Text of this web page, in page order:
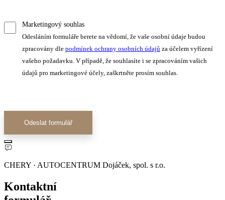
Marketingový souhlas
Odesláním formuláře berete na vědomí, že vaše osobní údaje budou
zpracovány dle podmínek ochrany osobních údajů za účelem vyřízení
vašeho požadavku. V případě, že souhlasíte i se zpracováním vašich
údajů pro marketingové účely, zaškrtněte prosím souhlas.
Odeslat formulář
CHERY · AUTOCENTRUM Dojáček, spol. s r.o.
Kontaktní